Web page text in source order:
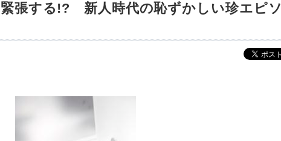
張する!? 新人時代の恥ずかしい珍エピソ